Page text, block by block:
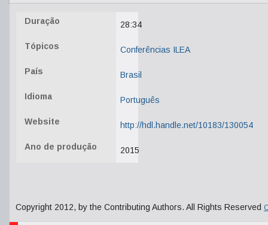
Duração 28:34
Tópicos Conferências ILEA
País Brasil
Idioma Português
Website http://hdl.handle.net/10183/130054
Ano de produção 2015
Copyright 2012, by the Contributing Authors. All Rights Reserved